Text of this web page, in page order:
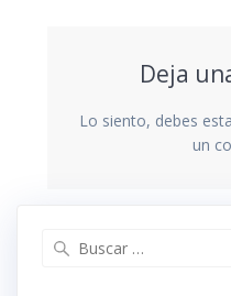
Deja
Lo siento, debes
un